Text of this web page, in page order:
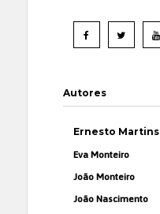
Autores
Ernesto Martins
Eva Monteiro
João Monteiro
João Nascimento